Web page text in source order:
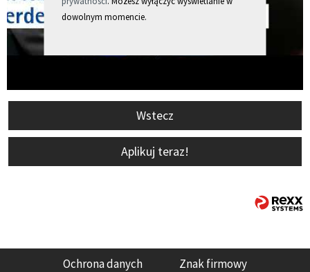
dowolnym momencie.
Wstecz
Aplikuj teraz!
Ochrona danych Znak firmowy